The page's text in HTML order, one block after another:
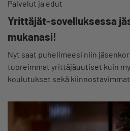
Palvelut ja edut
Yrittäjät-sovelluksessa
mukanasi!
Nyt saat puhelimeesi niin
tuoreimmat yrittäjäuutiset kuin
koulutukset sekä